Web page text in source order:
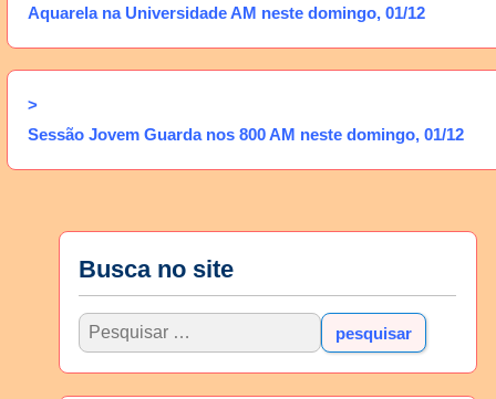
Aquarela na Universidade AM neste domingo, 01/12
>
Sessão Jovem Guarda nos 800 AM neste domingo, 01/12
Busca no site